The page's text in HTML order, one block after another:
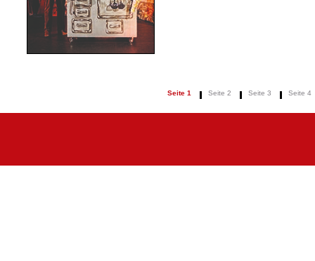
Seite 1 Seite 2 Seite 3 Seite 4